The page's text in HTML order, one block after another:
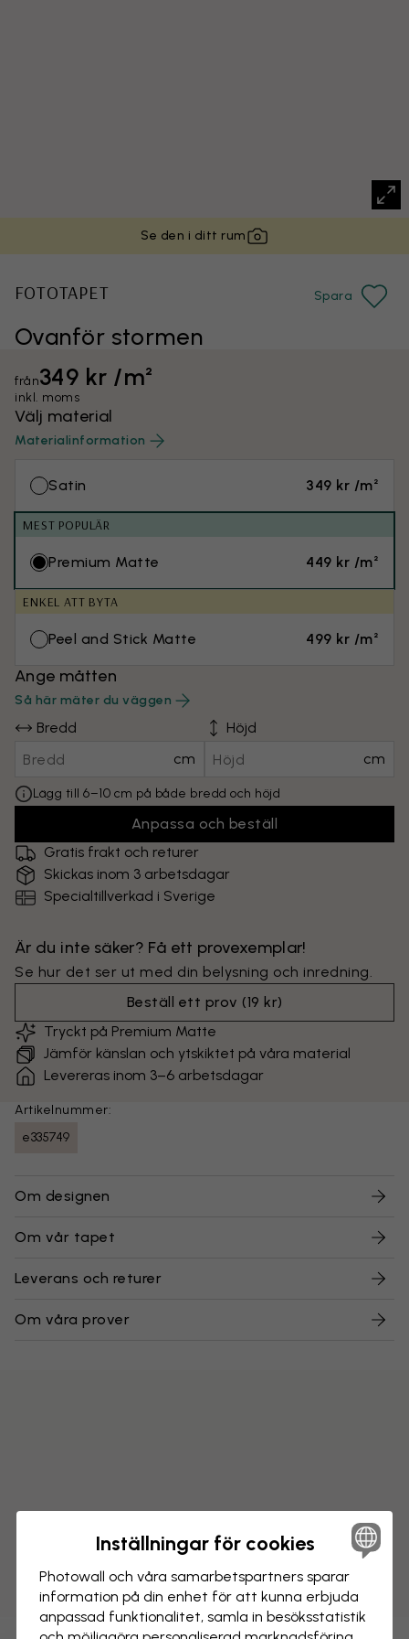
Se den i ditt rum
Ovanför stormen
FOTOTAPET Spara
från349 kr /m²
inkl. moms
Välj material
Materialinformation
Satin 349 kr /m²
MEST POPULÄR
Premium Matte 449 kr /m²
ENKEL ATT BYTA
Peel and Stick Matte 499 kr /m²
Ange måtten
Så här mäter du väggen
Bredd
cm
Höjd
cm
Lägg till 6–10 cm på både bredd och höjd
Anpassa och beställ
Gratis frakt och returer
Skickas inom 3 arbetsdagar
Specialtillverkad i Sverige
Är du inte säker? Få ett provexemplar!
Se hur det ser ut med din belysning och inredning.
Beställ ett prov (19 kr)
Tryckt på Premium Matte
Jämför känslan och ytskiktet på våra material
Levereras inom 3–6 arbetsdagar
Artikelnummer:
e335749
Om designen
Om vår tapet
Leverans och returer
Om våra prover
Inställningar för cookies
Photowall och våra samarbets­partners sparar
information på din enhet för att kunna erbjuda
anpassad funktionalitet, samla in besöks­statistik